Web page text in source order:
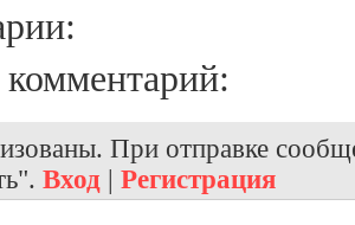
При отправке
Вход | Регистрация